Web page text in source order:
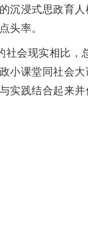
沉浸式思政育
头率。
社会现实相比
小课堂同社会
实践结合起来并